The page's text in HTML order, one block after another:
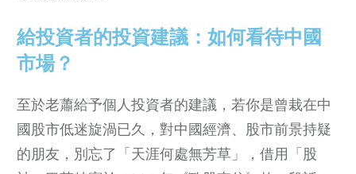
給投資者的投資建議：如何看待中國
市場？
至於老蕭給予個人投資者的建議，若你是曾栽在中
國股市低迷旋渦已久，對中國經濟、股市前景持疑
的朋友，別忘了「天涯何處無芳草」，借用「股